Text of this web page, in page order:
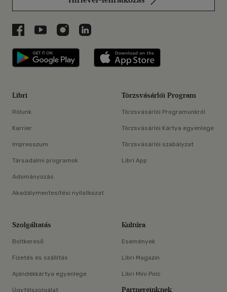
Libri a Facebookon
Libri a Youtube-on
Libri az Instagramon
Libri a LinkedInen
Libri applikáció Szerezd meg: Google
Libri
Rólunk
Karrier
Impresszum
Társadalmi programok
Adományozás
Akadálymentesítési nyilatkozat
Törzsvásárlói Program
Törzsvásárlói Programunkról
Törzsvásárlói Kártya egyenlege
Törzsvásárlói szabályzat
Libri App
Szolgáltatás
Boltkereső
Fizetés és szállítás
Ajándékkártya egyenlege
Ügyfélszolgálat
Kultúra
Események
Libri Magazin
Libri Mini Polc
Partnereinknek